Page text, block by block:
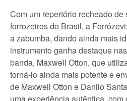
Com um repertório recheado
forrozeiros do Brasil, a
a zabumba, dando ainda mais
instrumento ganha destaque
banda, Maxwell Otton, que
torná-lo ainda mais potente e
de Maxwell Otton e Danilo
uma experiência autêntica,